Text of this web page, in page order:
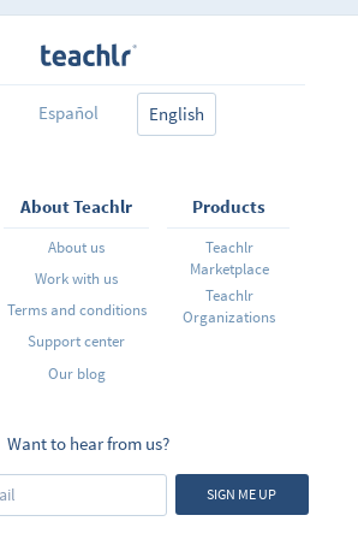
nuestros mensajes sean más efectivos. Se plantea un
tiene cada vez más marcas y menos espacio. Al final,
del curso es aprender a encontrar las razones para que
nos escojan.
Español English
About Teachlr
About us
Work with us
Terms and conditions
Support center
Our blog
Products
Teachlr
Marketplace
Teachlr
Organizations
Want to hear from us?
SIGN ME UP